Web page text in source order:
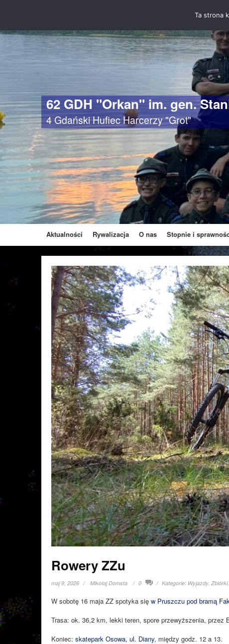
62 GDH "Orkan" im. gen.
4 Gdański Hufiec Harcerzy "Grot"
Aktualności Rywalizacja O nas Stopnie i
Rowery ZZu
maj 9, 2026 Mikołaj Domsta 0 Kategorie: Wyjazdy, Zbiórki,
W sobotę 16 maja ZZ spotyka się w Pruszczu pod bramą
Trasa: ok. 36,2 km, lekki teren, spore przewyższenia, przez
Koniec: skatepark Osowa, ul. Diany, między godz. 12 a 13.
Ta strona